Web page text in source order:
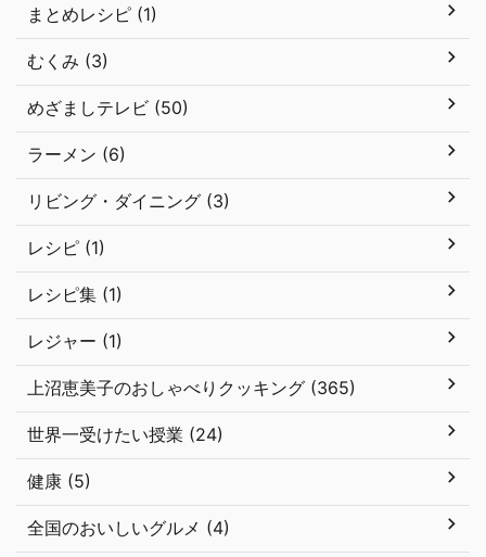
まとめレシピ (1)
むくみ (3)
めざましテレビ (50)
ラーメン (6)
リビング・ダイニング (3)
レシピ (1)
レシピ集 (1)
レジャー (1)
上沼恵美子のおしゃべりクッキング (365)
世界一受けたい授業 (24)
健康 (5)
全国のおいしいグルメ (4)